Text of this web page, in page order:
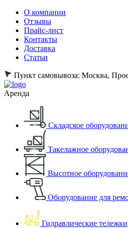
О компании
Отзывы
Прайс-лист
Контакты
Доставка
Статьи
Пункт самовывоза: Москва,
Аренда
Складское
Такелажное
Высотное
Оборудование для
Гидравлические тележки